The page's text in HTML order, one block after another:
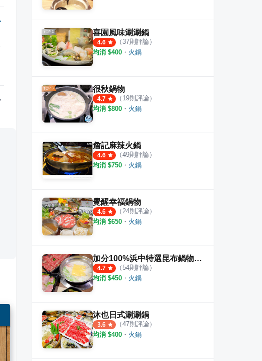
喜園風味涮涮鍋
4.6 （37則評論）
均消 $400 ・ 火鍋
很秋鍋物
4.7 （ 19則評論）
均消 $800 ・ 火鍋
詹記麻辣火鍋
4.6 （49則評論）
均消 $750 ・ 火鍋
覺醒幸福鍋物
4.6 （24則評論）
均消 $650 ・ 火鍋
加分100%浜中特選昆布鍋物 新莊店
4.7 （54則評論）
均消 $450 ・ 火鍋
沐也日式涮涮鍋
3.6 （47則評論）
均消 $400 ・ 火鍋